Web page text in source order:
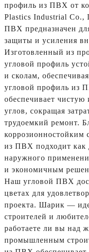
профиль из ПВХ от
Plastics Industrial
ПВХ предназначен
защиты и усиления
Изготовленный из
угловой профиль
и сколам,
угловой профиль из
обеспечивает
углов, сокращая
трудоемкий ремонт.
коррозионностойким
из ПВХ подходит как
наружного
и экономичным
Наш угловой ПВХ
цветах для
проекта. Шарик —
строителей и
работаете ли вы над
промышленным